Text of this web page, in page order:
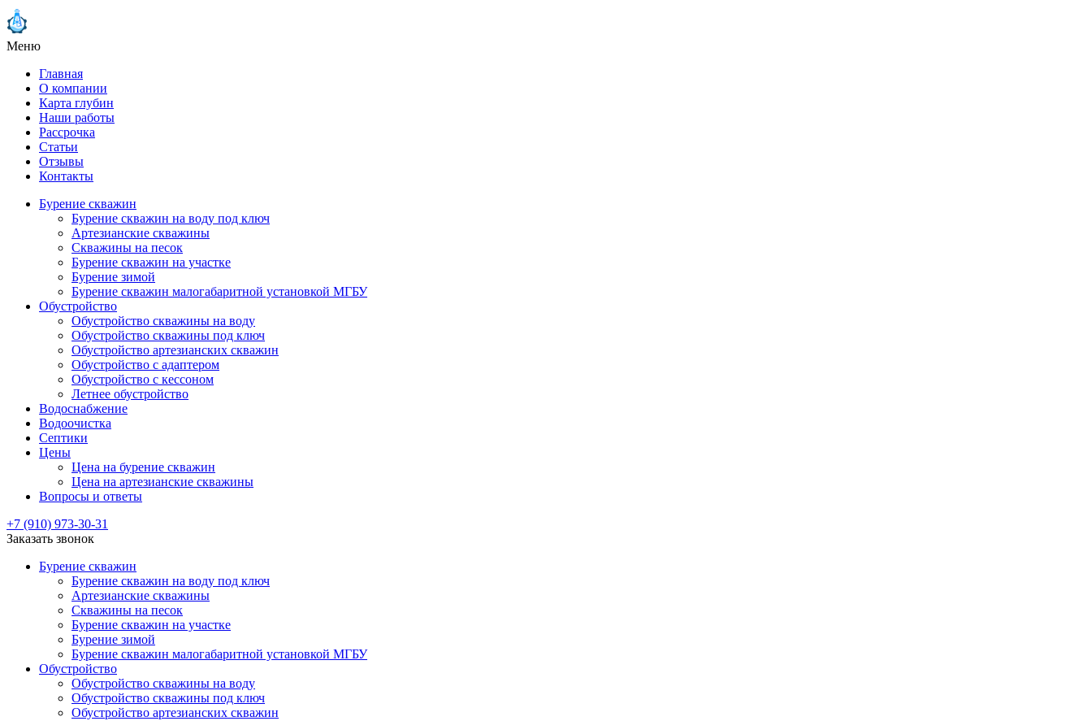
Меню
Главная
О компании
Карта глубин
Наши работы
Рассрочка
Статьи
Отзывы
Контакты
Бурение скважин
Бурение скважин на воду под ключ
Артезианские скважины
Скважины на песок
Бурение скважин на участке
Бурение зимой
Бурение скважин малогабаритной установкой МГБУ
Обустройство
Обустройство скважины на воду
Обустройство скважины под ключ
Обустройство артезианских скважин
Обустройство с адаптером
Обустройство с кессоном
Летнее обустройство
Водоснабжение
Водоочистка
Септики
Цены
Цена на бурение скважин
Цена на артезианские скважины
Вопросы и ответы
+7 (910) 973-30-31
Заказать звонок
Бурение скважин
Бурение скважин на воду под ключ
Артезианские скважины
Скважины на песок
Бурение скважин на участке
Бурение зимой
Бурение скважин малогабаритной установкой МГБУ
Обустройство
Обустройство скважины на воду
Обустройство скважины под ключ
Обустройство артезианских скважин